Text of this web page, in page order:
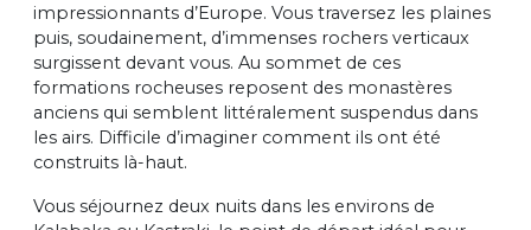
impressionnants d’Europe. Vous traversez les plaines
puis, soudainement, d’immenses rochers verticaux
surgissent devant vous. Au sommet de ces
formations rocheuses reposent des monastères
anciens qui semblent littéralement suspendus dans
les airs. Difficile d’imaginer comment ils ont été
construits là-haut.
Vous séjournez deux nuits dans les environs de